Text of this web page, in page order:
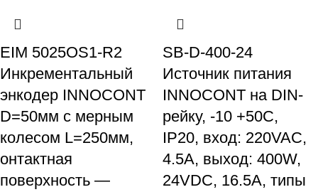
EIM 5025OS1-R2
Инкрементальный
энкодер INNOCONT
D=50мм с мерным
колесом L=250мм,
онтактная
поверхность —
SB-D-400-24
Источник питания
INNOCONT на DIN-
рейку, -10 +50С,
IP20, вход: 220VAC,
4.5А, выход: 400W,
24VDC, 16.5A, типы